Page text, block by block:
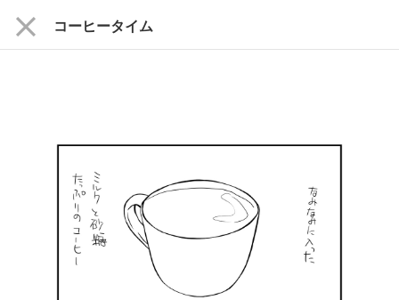
close コーヒータイム